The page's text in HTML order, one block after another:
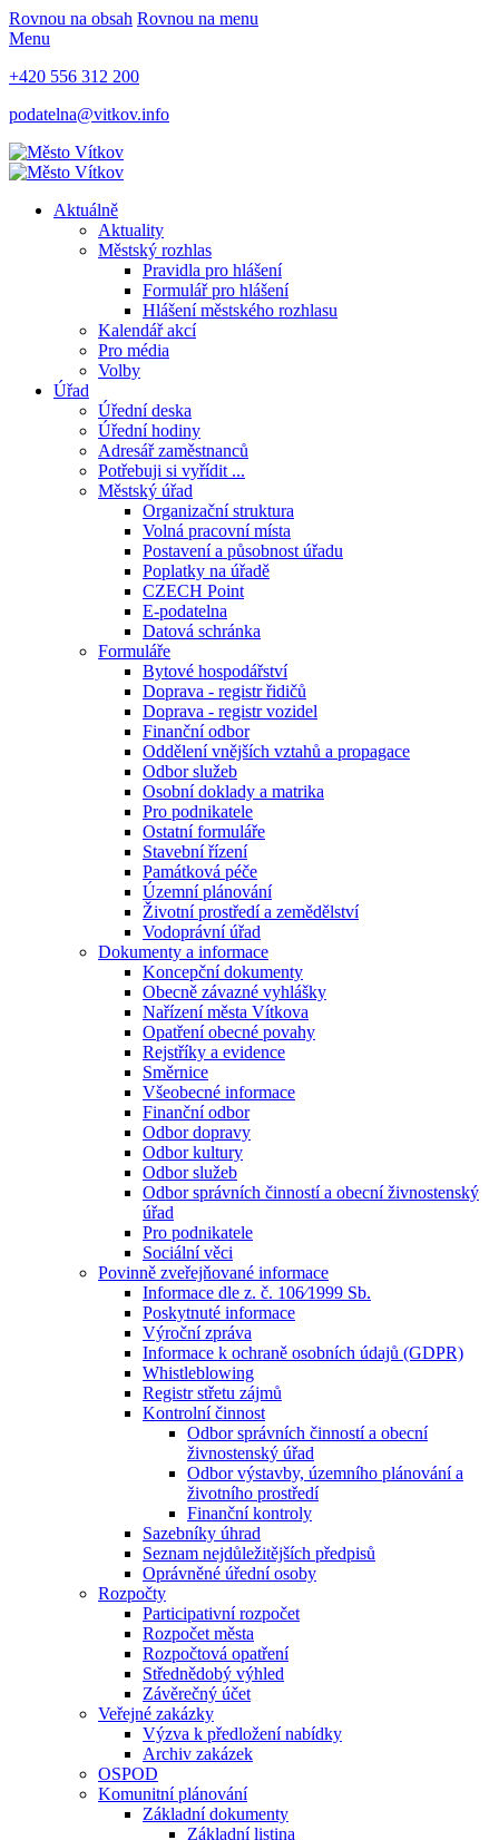
Rovnou na obsah Rovnou na menu
Menu
+420 556 312 200
podatelna@vitkov.info
Aktuálně
Aktuality
Městský rozhlas
Pravidla pro hlášení
Formulář pro hlášení
Hlášení městského rozhlasu
Kalendář akcí
Pro média
Volby
Úřad
Úřední deska
Úřední hodiny
Adresář zaměstnanců
Potřebuji si vyřídit ...
Městský úřad
Organizační struktura
Volná pracovní místa
Postavení a působnost úřadu
Poplatky na úřadě
CZECH Point
E-podatelna
Datová schránka
Formuláře
Bytové hospodářství
Doprava - registr řidičů
Doprava - registr vozidel
Finanční odbor
Oddělení vnějších vztahů a propagace
Odbor služeb
Osobní doklady a matrika
Pro podnikatele
Ostatní formuláře
Stavební řízení
Památková péče
Územní plánování
Životní prostředí a zemědělství
Vodoprávní úřad
Dokumenty a informace
Koncepční dokumenty
Obecně závazné vyhlášky
Nařízení města Vítkova
Opatření obecné povahy
Rejstříky a evidence
Směrnice
Všeobecné informace
Finanční odbor
Odbor dopravy
Odbor kultury
Odbor služeb
Odbor správních činností a obecní živnostenský
úřad
Pro podnikatele
Sociální věci
Povinně zveřejňované informace
Informace dle z. č. 106⁄1999 Sb.
Poskytnuté informace
Výroční zpráva
Informace k ochraně osobních údajů (GDPR)
Whistleblowing
Registr střetu zájmů
Kontrolní činnost
Odbor správních činností a obecní
živnostenský úřad
Odbor výstavby, územního plánování a
životního prostředí
Finanční kontroly
Sazebníky úhrad
Seznam nejdůležitějších předpisů
Oprávněné úřední osoby
Rozpočty
Participativní rozpočet
Rozpočet města
Rozpočtová opatření
Střednědobý výhled
Závěrečný účet
Veřejné zakázky
Výzva k předložení nabídky
Archiv zakázek
OSPOD
Komunitní plánování
Základní dokumenty
Základní listina